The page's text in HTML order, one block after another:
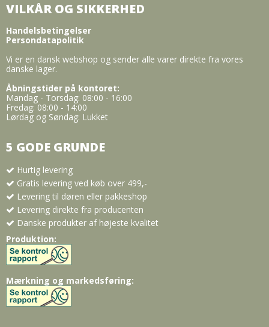
VILKÅR OG SIKKERHED
Handelsbetingelser
Persondatapolitik
Vi er en dansk webshop og sender alle varer direkte fra vores
danske lager.
Åbningstider på kontoret:
Mandag - Torsdag: 08:00 - 16:00
Fredag: 08:00 - 14:00
Lørdag og Søndag: Lukket
5 GODE GRUNDE
Hurtig levering
Gratis levering ved køb over 499,-
Levering til døren eller pakkeshop
Levering direkte fra producenten
Danske produkter af højeste kvalitet
Produktion:
Mærkning og markedsføring: